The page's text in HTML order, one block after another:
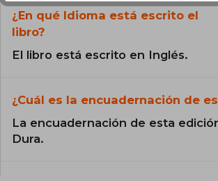
¿En qué Idioma está escrito el
libro?
El libro está escrito en Inglés.
¿Cuál es la encuadernación de
La encuadernación de esta
Dura.